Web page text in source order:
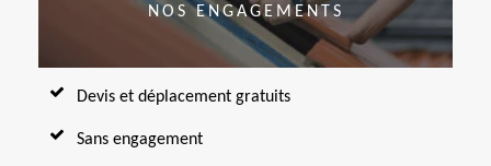
NOS ENGAGEMENTS
Devis et déplacement gratuits
Sans engagement